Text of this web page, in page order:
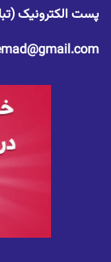
پست الکترونیک